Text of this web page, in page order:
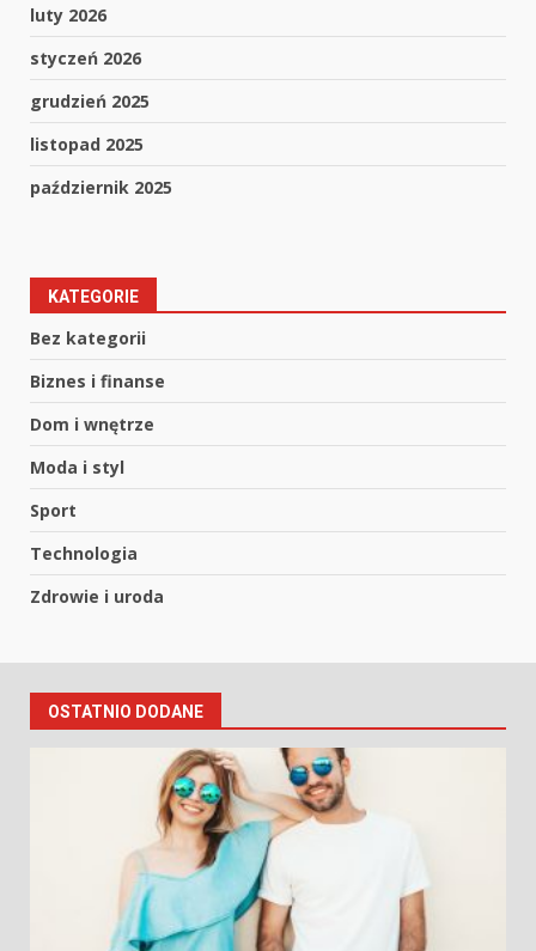
luty 2026
styczeń 2026
grudzień 2025
listopad 2025
październik 2025
KATEGORIE
Bez kategorii
Biznes i finanse
Dom i wnętrze
Moda i styl
Sport
Technologia
Zdrowie i uroda
OSTATNIO DODANE